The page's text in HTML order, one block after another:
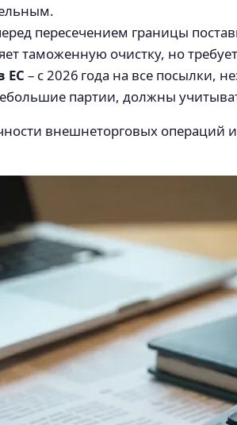
пересечением границы
таможенную очистку, но
ЕС – с 2026 года на все посылки,
партии, должны
внешнеторговых операций